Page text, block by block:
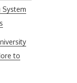
to